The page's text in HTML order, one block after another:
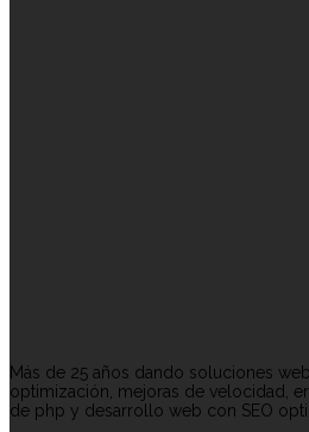
Más de 25 años dando soluciones
optimización, mejoras de velocidad,
de php y desarrollo web con SEO